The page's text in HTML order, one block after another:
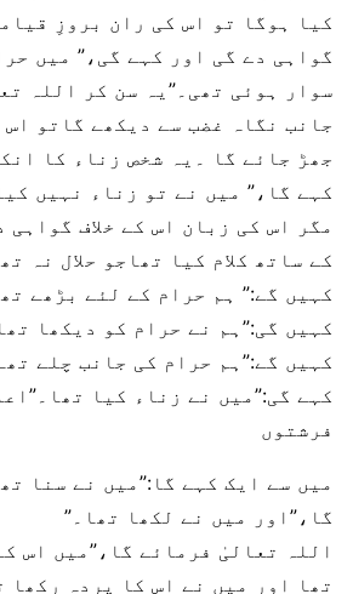
کیا ہوگا تو اس کی ران بروزِ
گواہی دے گی اور کہے گی،” میں
سوار ہوئی تھی۔”یہ سن کر اللہ
جانب نگاہ غضب سے دیکھے گاتو
جھڑ جائے گا ۔یہ شخص زناء کا
کہے گا،” میں نے تو زناء نہیں
مگر اس کی زبان اس کے خلاف گواہی
کے ساتھ کلام کیا تھاجو حلال نہ
کہیں گے:” ہم حرام کے لئے بڑھے
کہیں گی:”ہم نے حرام کو دیکھا
کہیں گے:”ہم حرام کی جانب چلے
کہے گی:”میں نے زناء کیا
فرشتوں
میں سے ایک کہے گا:”میں نے سنا
گا،”اور میں نے لکھا تھا۔”
اللہ تعالیٰ فرمائے گا،”میں اس
تھا اور میں نے اس کا پردہ رکھا